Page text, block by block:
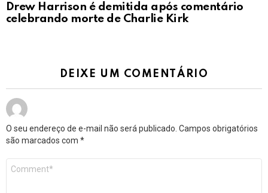
Drew Harrison é demitida após comentário
celebrando morte de Charlie Kirk
DEIXE UM COMENTÁRIO
O seu endereço de e-mail não será publicado. Campos obrigatórios
são marcados com *